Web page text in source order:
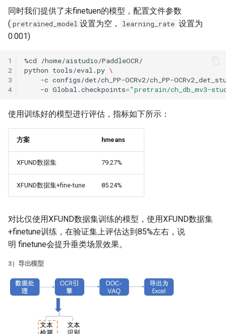
同时我们提供了未finetuen的模型，配置文件参数
( pretrained_model 设置为空， learning_rate 设置为
0.001)
1
2
3
4
%cd
python tools/eval.py \
-c configs/det/ch_PP-OCRv2/ch_PP-
-o Global.checkpoints="pretrain/ch_db_mv3-
使用训练好的模型进行评估，指标如下所示：
方案 hmeans
XFUND数据集 79.27%
XFUND数据集+fine-tune 85.24%
对比仅使用XFUND数据集训练的模型，使用XFUND数据集
+finetune训练，在验证集上评估达到85%左右，说
明 finetune会提升垂类场景效果。
3）导出模型